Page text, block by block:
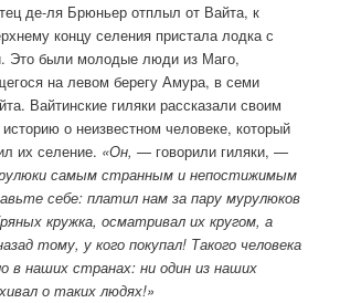
де-ля Брюньер отплыл от Вайта, к
концу селения пристала лодка с
Это были молодые люди из Маго,
на левом берегу Амура, в семи
Вайтинские гиляки рассказали своим
о неизвестном человеке, который
их селение. «Он, — говорили гиляки, —
самым странным и непостижимым
себе: платил нам за пару мурулюков
кружка, осматривал их кругом, а
тому, у кого покупал! Такого человека
в наших странах: ни один из наших
о таких людях!»